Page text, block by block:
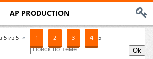
AP PRODUCTION
5 из 5 « 1 2 3 4 5